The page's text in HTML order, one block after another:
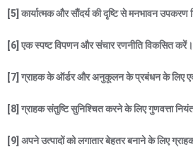
[5] कार्यात्मक और सौंदर्य की दृष्टि से मनभावन
[6] एक स्पष्ट विपणन और संचार रणनीति विकसित करें।
[7] ग्राहक के ऑर्डर और अनुकूलन के प्रबंधन के लिए
[8] ग्राहक संतुष्टि सुनिश्चित करने के लिए गुणवत्ता
[9] अपने उत्पादों को लगातार बेहतर बनाने के लिए